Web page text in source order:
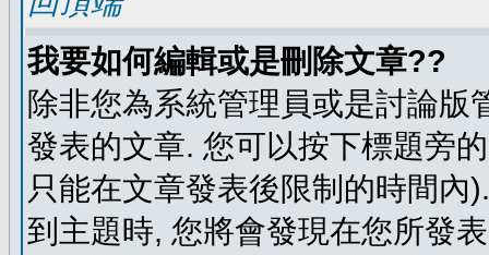
我要如何編輯或是刪除文章??
除非您為系統管理員或是討論
發表的文章. 您可以按下標題旁
只能在文章發表後限制的時間
到主題時, 您將會發現在您所發